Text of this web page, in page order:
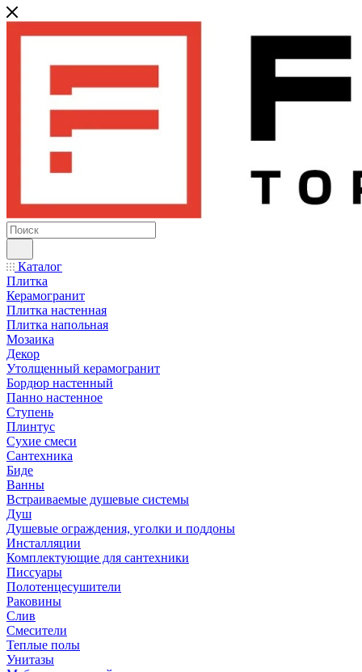
Каталог
Плитка
Керамогранит
Плитка настенная
Плитка напольная
Мозаика
Декор
Утолщенный керамогранит
Бордюр настенный
Панно настенное
Ступень
Плинтус
Сухие смеси
Сантехника
Биде
Ванны
Встраиваемые душевые системы
Душ
Душевые ограждения, уголки и поддоны
Инсталляции
Комплектующие для сантехники
Писсуары
Полотенцесушители
Раковины
Слив
Смесители
Теплые полы
Унитазы